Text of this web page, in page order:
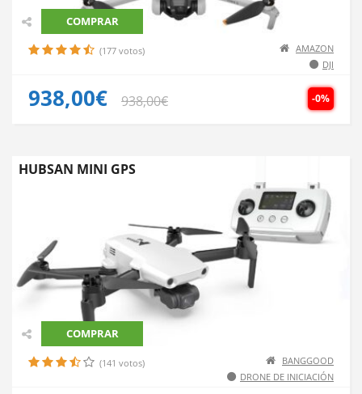
COMPRAR
(177 votos)
AMAZON
DJI
-0%
938,00€ 938,00€
HUBSAN MINI GPS
COMPRAR
(141 votos)
BANGGOOD
DRONE DE INICIACIÓN